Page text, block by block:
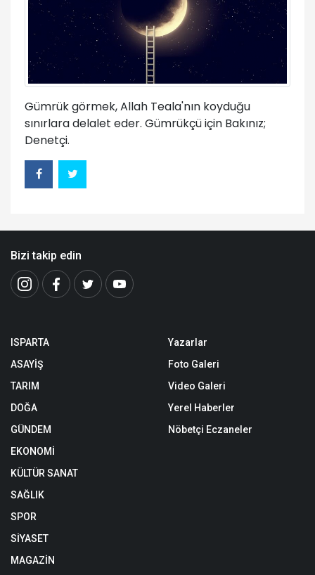
Gümrük görmek, Allah Teala'nın koyduğu
sınırlara delalet eder. Gümrükçü için Bakınız;
Denetçi.
Bizi takip edin
ISPARTA
ASAYİŞ
TARIM
DOĞA
GÜNDEM
EKONOMİ
KÜLTÜR SANAT
SAĞLIK
SPOR
SİYASET
MAGAZİN
Yazarlar
Foto Galeri
Video Galeri
Yerel Haberler
Nöbetçi Eczaneler